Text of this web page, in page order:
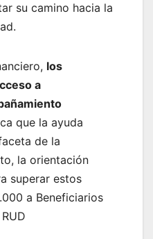
su camino hacia la
los
a
que la ayuda
de la
la orientación
superar estos
a Beneficiarios